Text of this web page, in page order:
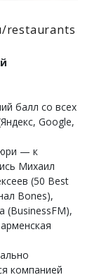
restaurants
балл со всех
Google,
— к
Михаил
(50 Best
Bones),
(BusinessFM),
компанией